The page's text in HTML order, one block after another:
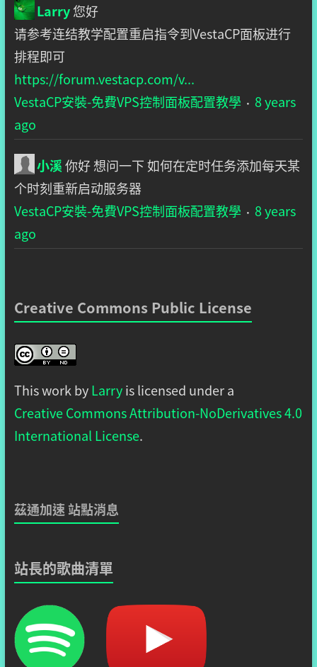
Larry您好
请参考连结教学配置重启指令到VestaCP面板进行
排程即可
https://forum.vestacp.com/v...
VestaCP安裝-免費VPS控制面板配置教學 · 8 years
ago
小溪你好 想问一下 如何在定时任务添加每天某
个时刻重新启动服务器
VestaCP安裝-免費VPS控制面板配置教學 · 8 years
ago
Creative Commons Public License
This work byLarryis licensed under a
Creative Commons Attribution-NoDerivatives 4.0
International License.
茲通加速 站點消息
站長的歌曲清單